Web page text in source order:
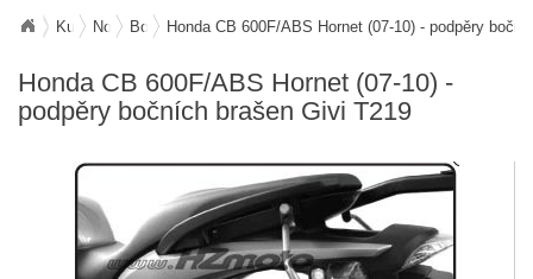
Kufry, zavazadla, nosiče
Nosiče zavazadel
Boční nosiče
Honda CB 600F/ABS Hornet (07-10) - podpěry
Honda CB 600F/ABS Hornet (07-10) -
podpěry bočních brašen Givi T219